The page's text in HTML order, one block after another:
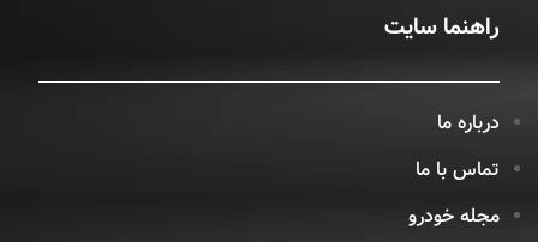
راهنما سایت
درباره ما
تماس با ما
مجله خودرو